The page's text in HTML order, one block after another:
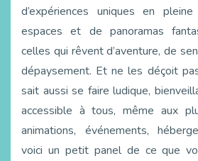
d’expériences uniques en
espaces et de panoramas
celles qui rêvent d’aventure, de
dépaysement. Et ne les déçoit
sait aussi se faire ludique,
accessible à tous, même aux
animations, événements,
voici un petit panel de ce que